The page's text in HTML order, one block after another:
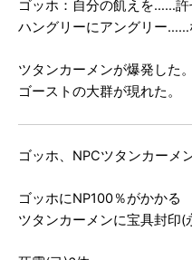
ゴッホ：自分の飢えを……
ハングリーにアングリー
ツタンカーメンが爆発した。
ゴーストの大群が現れた。
ゴッホ、NPCツタンカーメ
ゴッホにNP100％がかかる
ツタンカーメンに宝具封印(